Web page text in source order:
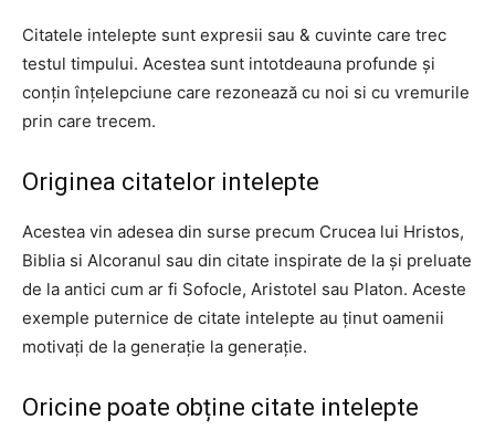
Citatele intelepte sunt expresii sau & cuvinte care trec
testul timpului. Acestea sunt intotdeauna profunde și
conțin înțelepciune care rezonează cu noi si cu vremurile
prin care trecem.
Originea citatelor intelepte
Acestea vin adesea din surse precum Crucea lui Hristos,
Biblia si Alcoranul sau din citate inspirate de la și preluate
de la antici cum ar fi Sofocle, Aristotel sau Platon. Aceste
exemple puternice de citate intelepte au ținut oamenii
motivați de la generație la generație.
Oricine poate obține citate intelepte